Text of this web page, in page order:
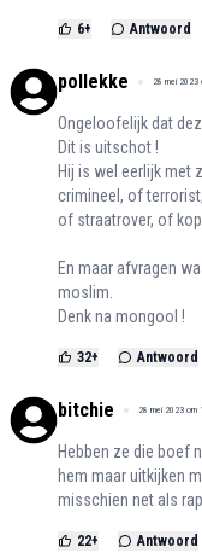
6+ Antwoord
pollekke 28 mei 2023
Ongeloofelijk dat
Dit is uitschot !
Hij is wel eerlijk met
crimineel, of
of straatrover, of
En maar afvragen
moslim.
Denk na mongool !
32+ Antwoord
bitchie 28 mei 2023 om
Hebben ze die boef
hem maar uitkijken
misschien net als
22+ Antwoord